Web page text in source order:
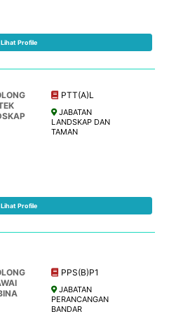
Lihat Profile
PTT(A)L
JABATAN
LANDSKAP DAN
TAMAN
Lihat Profile
PPS(B)P1
JABATAN
PERANCANGAN
BANDAR